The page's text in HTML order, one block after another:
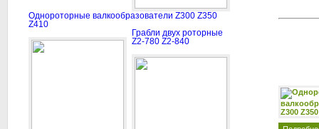
Однороторные валкообразователи Z300 Z350
Z410
Грабли двух роторные
Z2-780 Z2-840